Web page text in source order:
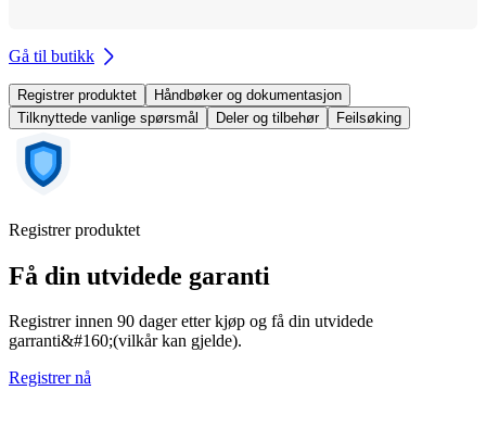
Gå til butikk
Registrer produktet
Håndbøker og dokumentasjon
Tilknyttede vanlige spørsmål
Deler og tilbehør Feilsøking
Registrer produktet
Få din utvidede garanti
Registrer innen 90 dager etter kjøp og få din utvidede
garranti&#160;(vilkår kan gjelde).
Registrer nå